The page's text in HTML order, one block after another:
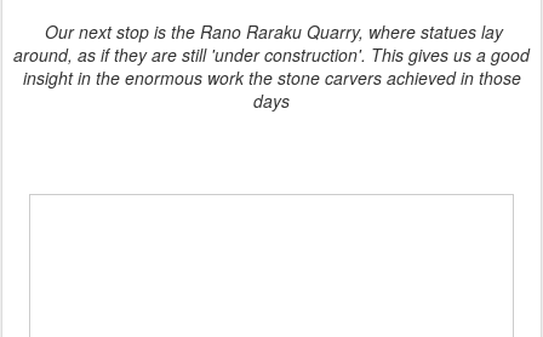
Our next stop is the Rano Raraku Quarry, where statues lay
around, as if they are still 'under construction'. This gives us a good
insight in the enormous work the stone carvers achieved in those
days